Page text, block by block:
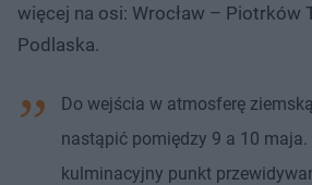
więcej na osi: Wrocław – Piotrków
Podlaska.
Do wejścia w atmosferę
nastąpić pomiędzy 9 a 10 maja.
kulminacyjny punkt